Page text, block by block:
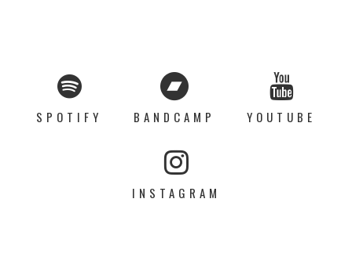
SPOTIFY BANDCAMP YOUTUBE
INSTAGRAM